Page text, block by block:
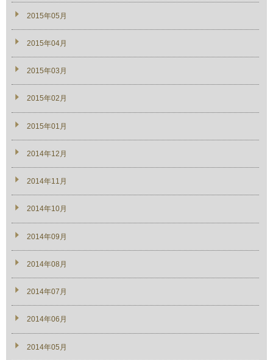
2015年05月
2015年04月
2015年03月
2015年02月
2015年01月
2014年12月
2014年11月
2014年10月
2014年09月
2014年08月
2014年07月
2014年06月
2014年05月